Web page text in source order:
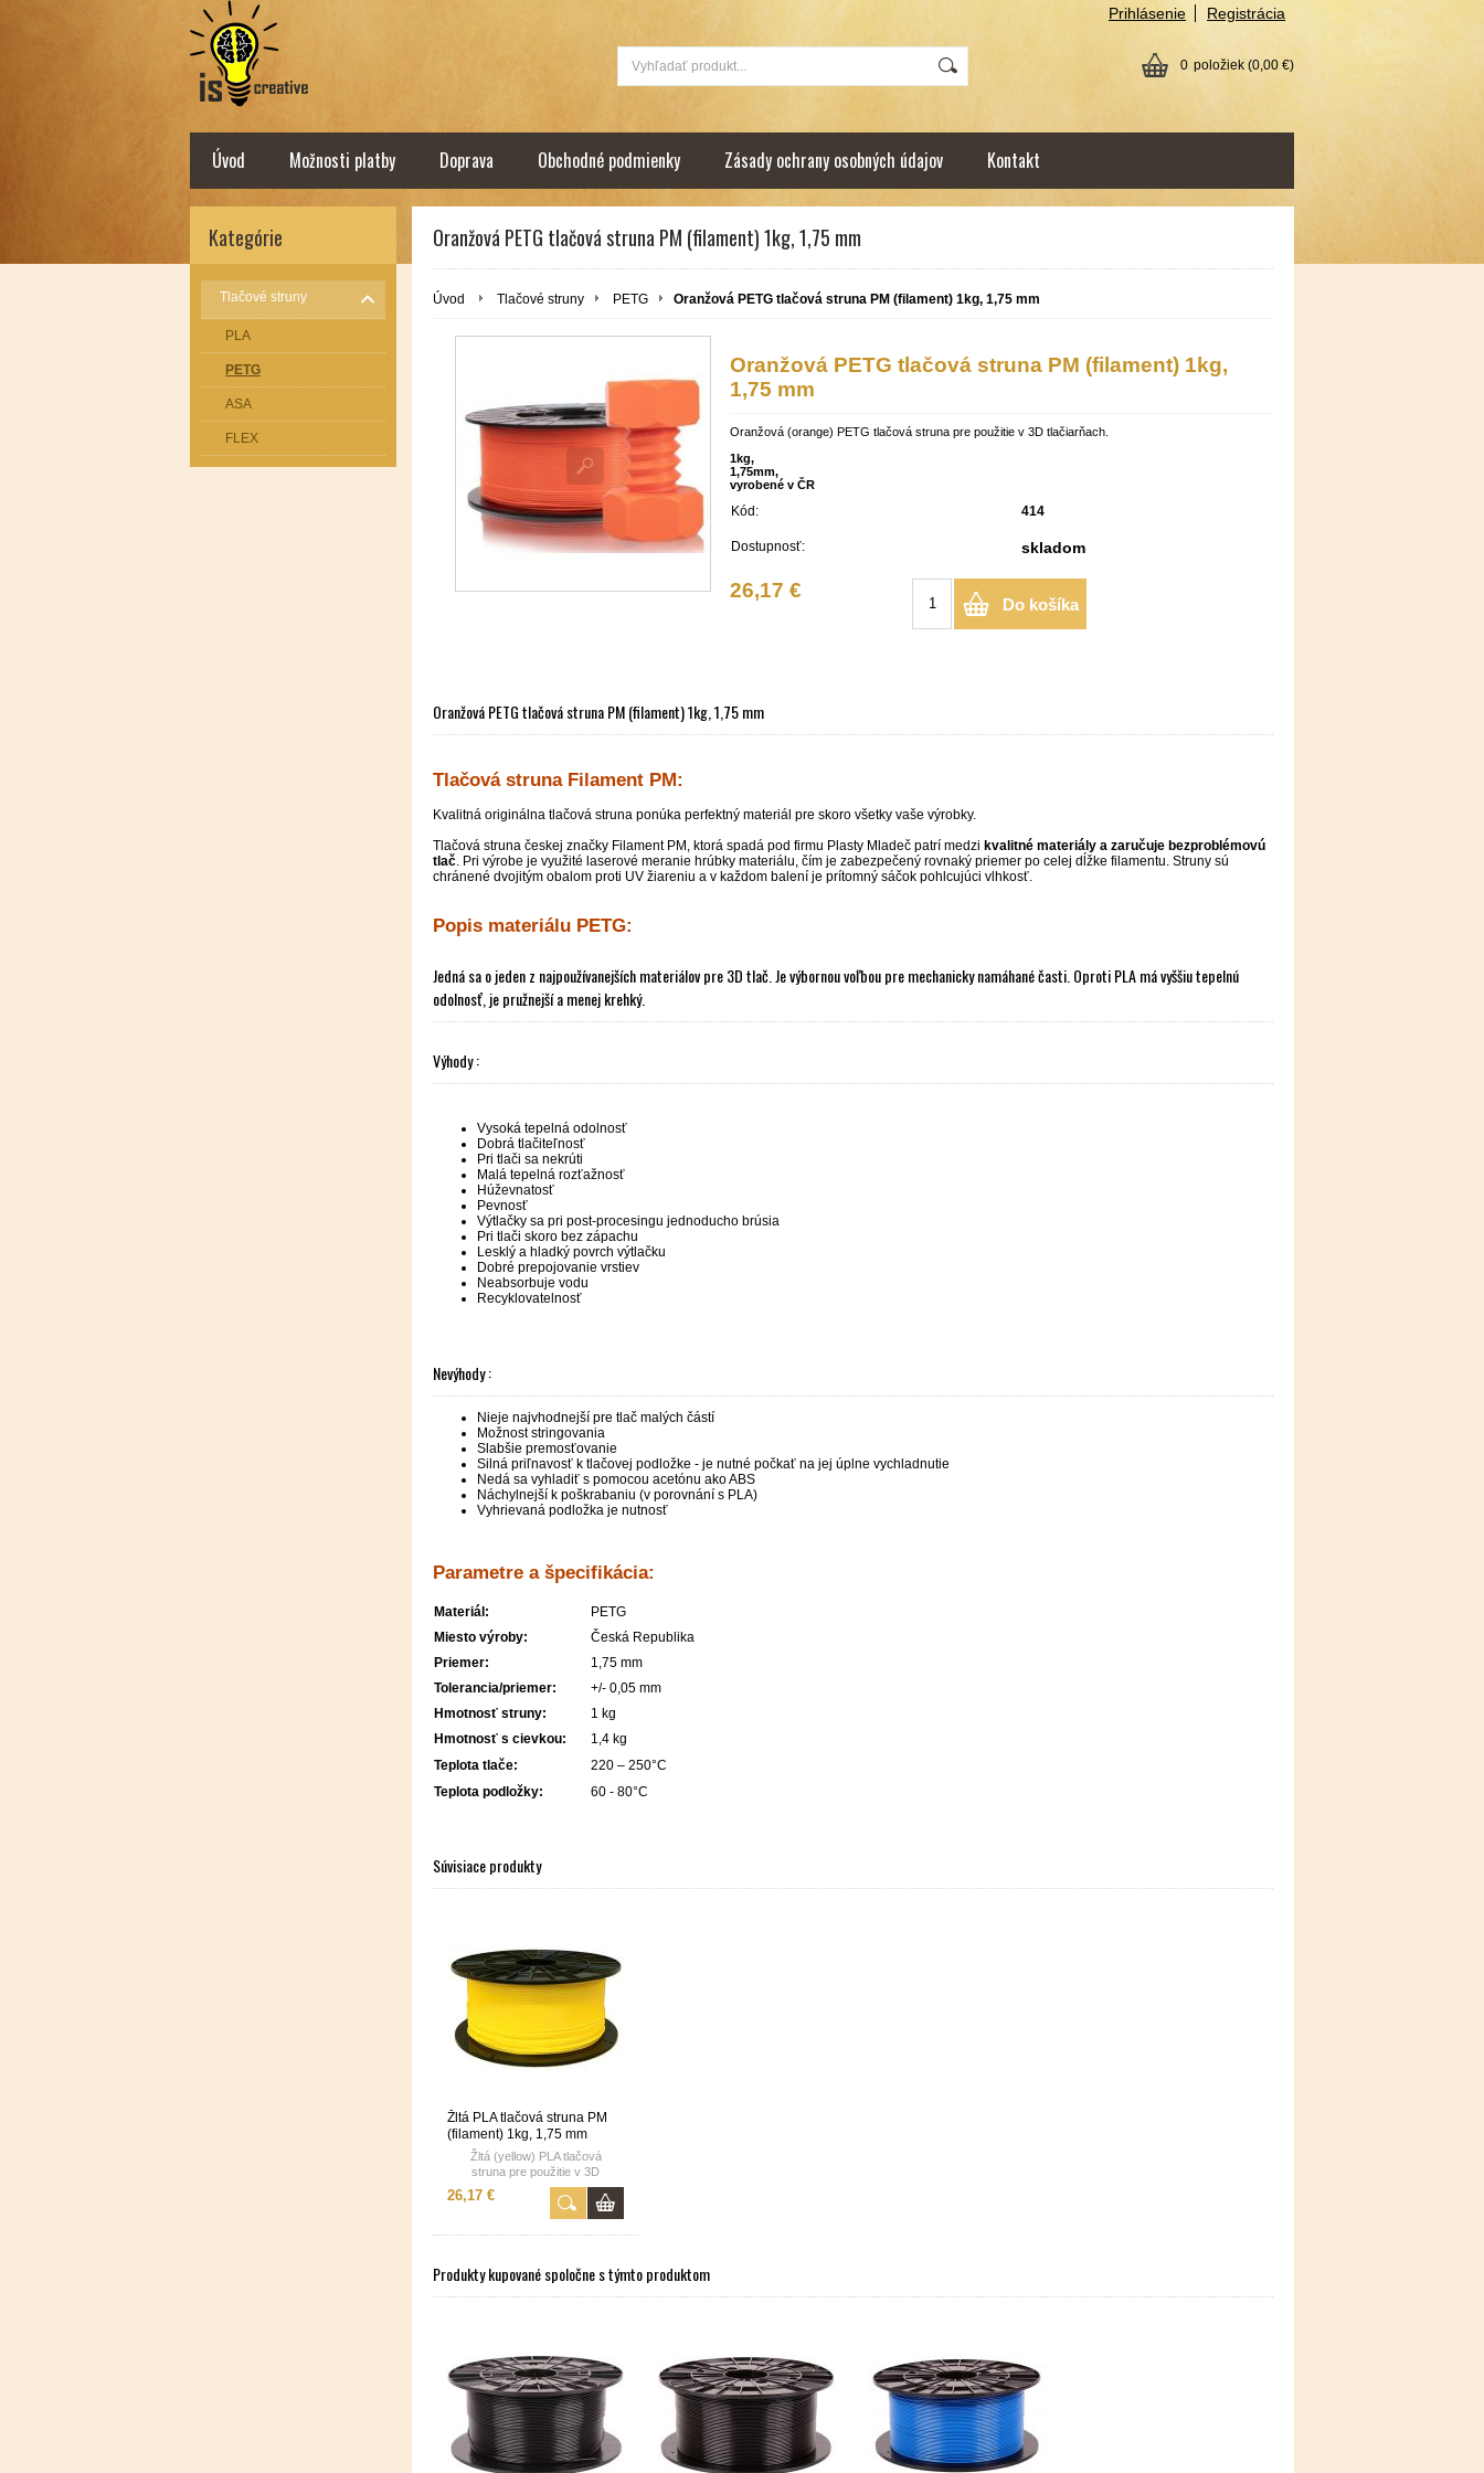
Prihlásenie Registrácia
0 položiek (0,00 €)
Úvod Možnosti platby Doprava Obchodné podmienky Zásady ochrany osobných údajov Kontakt
Kategórie
Tlačové struny
PLA
PETG
ASA
FLEX
Oranžová PETG tlačová struna PM (filament) 1kg, 1,75 mm
Úvod Tlačové struny PETG Oranžová PETG tlačová struna PM (filament) 1kg, 1,75 mm
Oranžová PETG tlačová struna PM (filament) 1kg,
1,75 mm
Oranžová (orange) PETG tlačová struna pre použitie v 3D tlačiarňach.
1kg,
1,75mm,
vyrobené v ČR
Kód: 414
Dostupnosť: skladom
26,17 €
Do košíka
Oranžová PETG tlačová struna PM (filament) 1kg, 1,75 mm
Tlačová struna Filament PM:
Kvalitná originálna tlačová struna ponúka perfektný materiál pre skoro všetky vaše výrobky.
Tlačová struna českej značky Filament PM, ktorá spadá pod firmu Plasty Mladeč patrí medzi kvalitné materiály a zaručuje bezproblémovú
tlač. Pri výrobe je využité laserové meranie hrúbky materiálu, čím je zabezpečený rovnaký priemer po celej dĺžke filamentu. Struny sú
chránené dvojitým obalom proti UV žiareniu a v každom balení je prítomný sáčok pohlcujúci vlhkosť.
Popis materiálu PETG:
Jedná sa o jeden z najpoužívanejších materiálov pre 3D tlač. Je výbornou voľbou pre mechanicky namáhané časti. Oproti PLA má vyššiu tepelnú
odolnosť, je pružnejší a menej krehký.
Výhody :
Vysoká tepelná odolnosť
Dobrá tlačiteľnosť
Pri tlači sa nekrúti
Malá tepelná rozťažnosť
Húževnatosť
Pevnosť
Výtlačky sa pri post-procesingu jednoducho brúsia
Pri tlači skoro bez zápachu
Lesklý a hladký povrch výtlačku
Dobré prepojovanie vrstiev
Neabsorbuje vodu
Recyklovatelnosť
Nevýhody :
Nieje najvhodnejší pre tlač malých částí
Možnost stringovania
Slabšie premosťovanie
Silná priľnavosť k tlačovej podložke - je nutné počkať na jej úplne vychladnutie
Nedá sa vyhladiť s pomocou acetónu ako ABS
Náchylnejší k poškrabaniu (v porovnání s PLA)
Vyhrievaná podložka je nutnosť
Parametre a špecifikácia:
Materiál:
PETG
Miesto výroby:
Česká Republika
Priemer:
1,75 mm
Tolerancia/priemer:
+/- 0,05 mm
Hmotnosť struny:
1 kg
Hmotnosť s cievkou:
1,4 kg
Teplota tlače:
220 – 250°C
Teplota podložky:
60 - 80°C
Súvisiace produkty
Žltá PLA tlačová struna PM
(filament) 1kg, 1,75 mm
Žltá (yellow) PLA tlačová
struna pre použitie v 3D
tlačiarňach.
1,75mm,
26,17 €
Produkty kupované spoločne s týmto produktom